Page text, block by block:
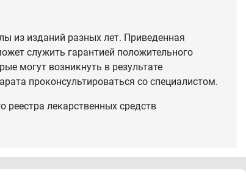
из изданий разных лет. Приведенная
служить гарантией положительного
могут возникнуть в результате
проконсультироваться со специалистом.
реестра лекарственных средств